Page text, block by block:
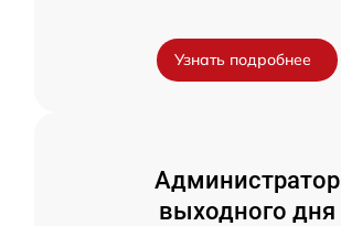
Узнать подробнее
Администратор
выходного дня